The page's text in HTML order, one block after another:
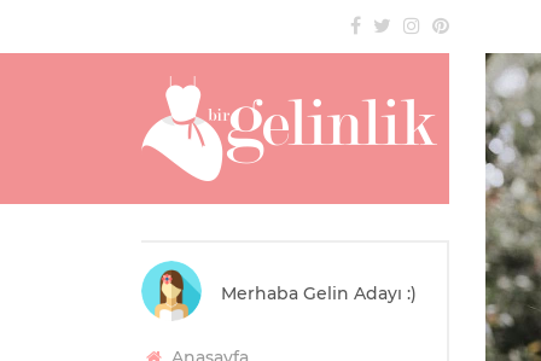
Merhaba Gelin Adayı :)